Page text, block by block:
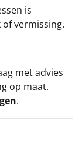
is
vermissing.
met advies
op maat.
.